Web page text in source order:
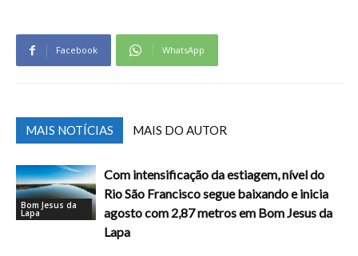
Facebook WhatsApp
MAIS NOTÍCIAS MAIS DO AUTOR
Bom Jesus da
Lapa
Com intensificação da estiagem, nível do
Rio São Francisco segue baixando e inicia
agosto com 2,87 metros em Bom Jesus da
Lapa